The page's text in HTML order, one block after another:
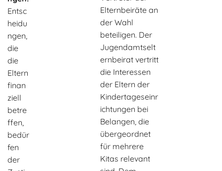
Entsc
heidu
ngen,
die
die
Eltern
finan
ziell
betre
ffen,
bedür
fen
der
Elternbeiräte an
der Wahl
beteiligen. Der
Jugendamtselt
ernbeirat vertritt
die Interessen
der Eltern der
Kindertageseinr
ichtungen bei
Belangen, die
übergeordnet
für mehrere
Kitas relevant